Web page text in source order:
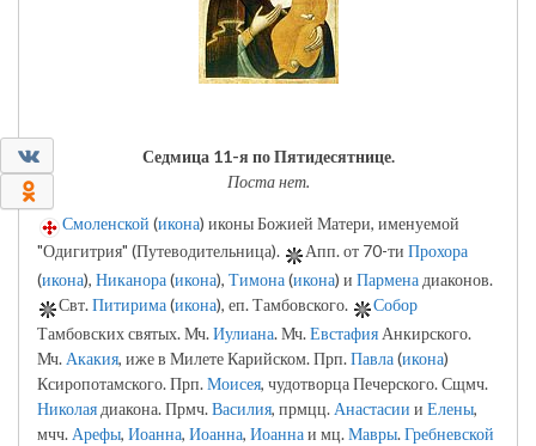
Седмица 11-я по Пятидесятнице.
Поста нет.
Смоленской (икона) иконы Божией Матери, именуемой
"Одигитрия" (Путеводительница).
Апп. от 70-ти Прохора
(икона), Никанора(икона), Тимона(икона) и Пармена диаконов.
Свт.Питирима(икона), еп. Тамбовского.
Собор
Тамбовских святых. Мч.Иулиана. Мч.Евстафия Анкирского.
Мч. Акакия, иже в Милете Карийском. Прп.Павла(икона)
Ксиропотамского. Прп.Моисея, чудотворца Печерского. Сщмч.
Николая диакона. Прмч.Василия, прмцц. Анастасии и Елены,
мчч. Арефы, Иоанна, Иоанна, Иоаннаи мц.Мавры.Гребневской